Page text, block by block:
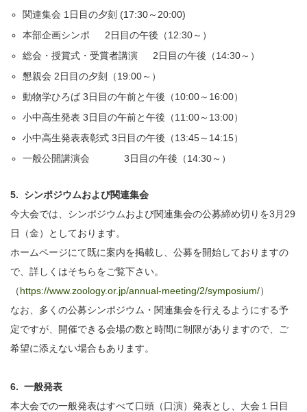
関連集会 1日目の夕刻 (17:30～20:00)
本部企画シンポ 2日目の午後（12:30～）
総会・授賞式・受賞者講演 2日目の午後（14:30～）
懇親会 2日目の夕刻（19:00～）
動物学ひろば 3日目の午前と午後（10:00～16:00）
小中高生発表 3日目の午前と午後（11:00～13:00）
小中高生発表表彰式 3日目の午後（13:45～14:15）
一般公開講演会 3日目の午後（14:30～）
5. シンポジウムおよび関連集会
今大会では、シンポジウムおよび関連集会の公募締め切りを3月29
日（金）としております。
ホームページにて既に案内を掲載し、公募を開始しておりますの
で、詳しくはそちらをご覧下さい。
（https://www.zoology.or.jp/annual-meeting/2/symposium/）
なお、多くの公募シンポジウム・関連集会を行えるようにする予
定ですが、開催できる会場の数と時間に制限がありますので、ご
希望に添えない場合もあります。
6. 一般発表
本大会での一般発表はすべて口頭（口演）発表とし、大会１日目